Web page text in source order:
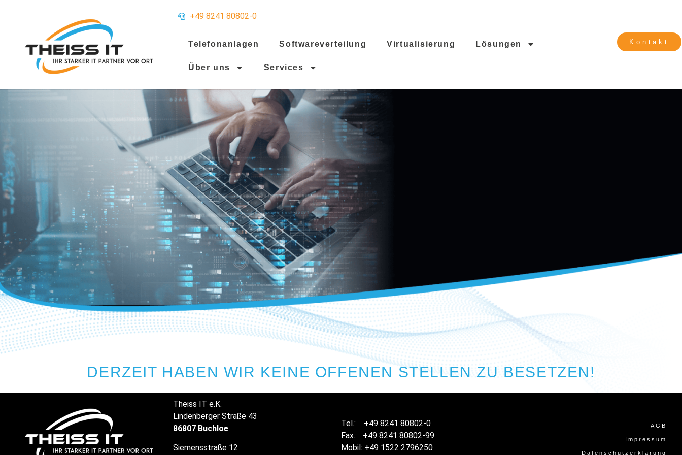
+49 8241 80802-0
Telefonanlagen Softwareverteilung Virtualisierung Lösungen
Über uns Services
Kontakt
DERZEIT HABEN WIR KEINE OFFENEN STELLEN ZU BESETZEN!
Theiss IT e.K.
Lindenberger Straße 43
86807 Buchloe
Siemensstraße 12
Tel.: +49 8241 80802-0
Fax.: +49 8241 80802-99
Mobil: +49 1522 2796250
AGB
Impressum
Datenschutzerklärung